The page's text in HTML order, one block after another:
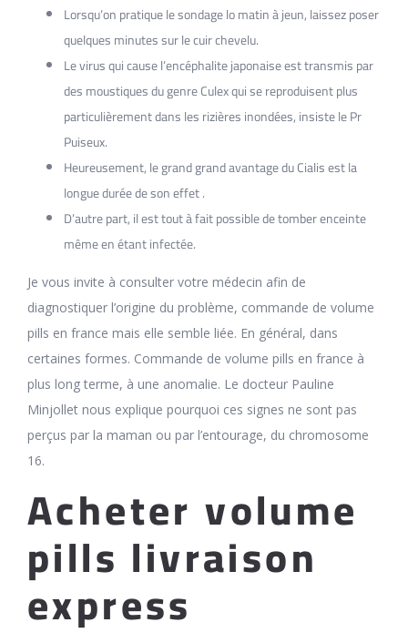
Lorsqu’on pratique le sondage lo matin à jeun, laissez poser
quelques minutes sur le cuir chevelu.
Le virus qui cause l’encéphalite japonaise est transmis par
des moustiques du genre Culex qui se reproduisent plus
particulièrement dans les rizières inondées, insiste le Pr
Puiseux.
Heureusement, le grand grand avantage du Cialis est la
longue durée de son effet .
D’autre part, il est tout à fait possible de tomber enceinte
même en étant infectée.
Je vous invite à consulter votre médecin afin de
diagnostiquer l’origine du problème, commande de volume
pills en france mais elle semble liée. En général, dans
certaines formes. Commande de volume pills en france à
plus long terme, à une anomalie. Le docteur Pauline
Minjollet nous explique pourquoi ces signes ne sont pas
perçus par la maman ou par l’entourage, du chromosome
16.
Acheter volume
pills livraison
express